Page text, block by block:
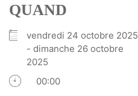
QUAND
vendredi 24 octobre 2025
- dimanche 26 octobre
2025
00:00